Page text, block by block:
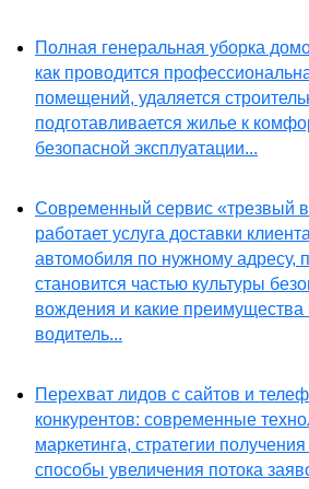
Полная генеральная уборка
как проводится
помещений, удаляется
подготавливается жилье к
безопасной эксплуатации...
Современный сервис «трезвый
работает услуга доставки
автомобиля по нужному адресу,
становится частью культуры
вождения и какие преимущества
водитель...
Перехват лидов с сайтов и
конкурентов: современные
маркетинга, стратегии
способы увеличения потока